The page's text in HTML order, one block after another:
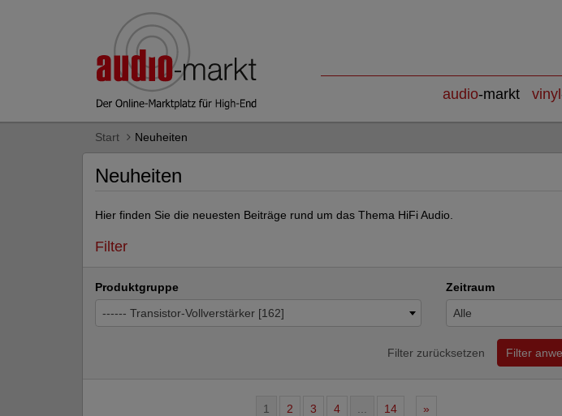
audio-markt vinyl
Start Neuheiten
Neuheiten
Hier finden Sie die neuesten Beiträge rund um das Thema HiFi Audio.
Filter
Produktgruppe
------ Transistor-Vollverstärker [162]
Zeitraum
Alle
Filter zurücksetzen Filter
1 2 3 4 14 »